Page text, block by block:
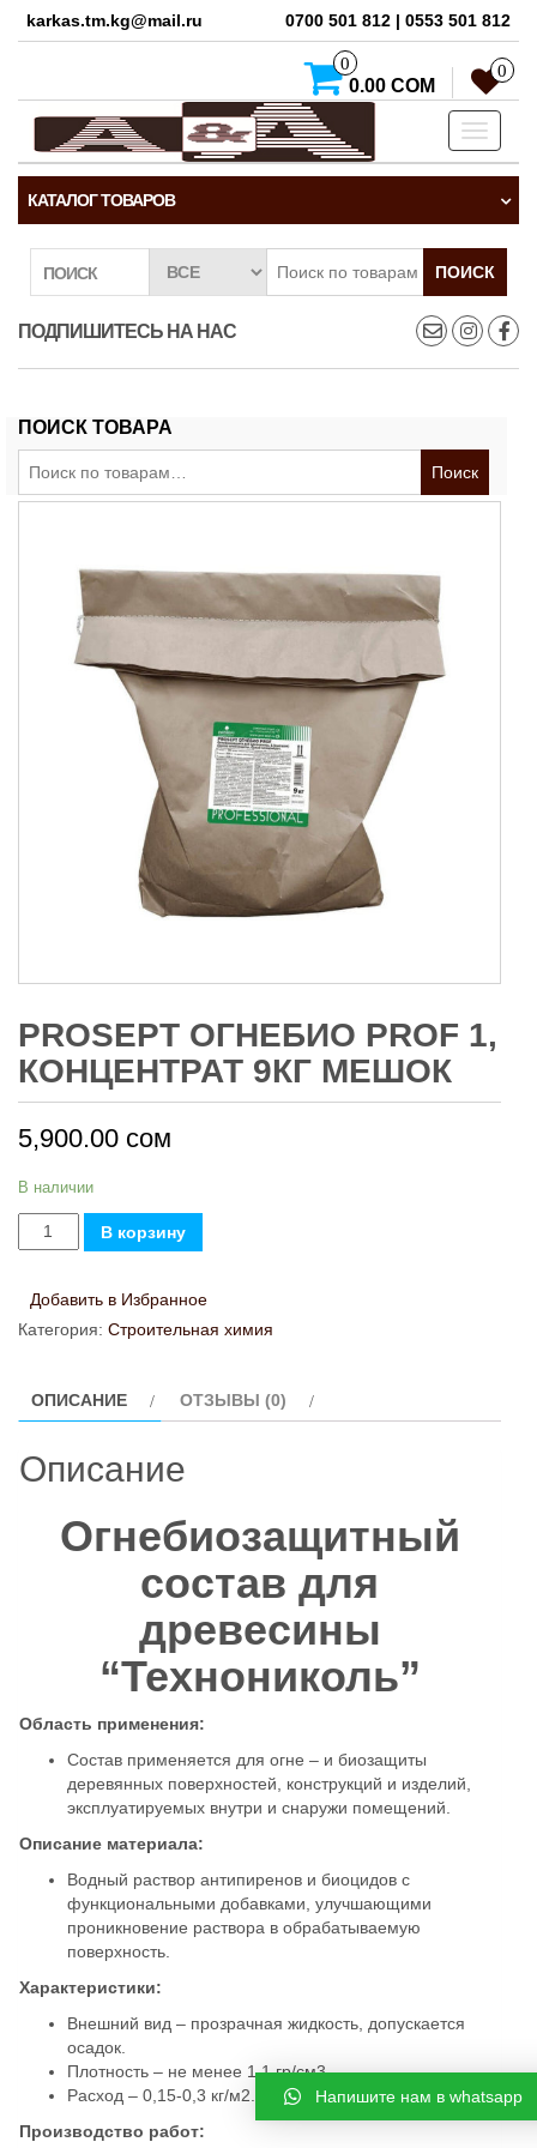
karkas.tm.kg@mail.ru 0700 501 812 | 0553 501 812
0
0.00 СОМ
0
Toggle
КАТАЛОГ ТОВАРОВ
ПОИСК ПОИСК
ПОДПИШИТЕСЬ НА НАС
ПОИСК ТОВАРА
Поиск
PROSEPT ОГНЕБИО PROF 1,
КОНЦЕНТРАТ 9КГ МЕШОК
5,900.00 сом
В наличии
Количество
товара
концентрат
мешок
В корзину
Добавить в Избранное
Категория: Строительная химия
ОПИСАНИЕ ОТЗЫВЫ (0)
Описание
Огнебиозащитный
состав для
древесины
“Технониколь”
Область применения:
Состав применяется для огне – и биозащиты
деревянных поверхностей, конструкций и изделий,
эксплуатируемых внутри и снаружи помещений.
Описание материала:
Водный раствор антипиренов и биоцидов с
функциональными добавками, улучшающими
проникновение раствора в обрабатываемую
поверхность.
Характеристики:
Внешний вид – прозрачная жидкость, допускается
осадок.
Плотность – не менее 1,1 гр/см3
Расход – 0,15-0,3 кг/м2.
Производство работ:
Напишите нам в whatsapp